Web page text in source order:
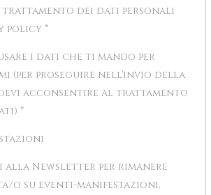
dei dati personali
policy *
i dati che ti mando per
(per proseguire nell'invio della
acconsentire al trattamento
*
Newsletter per rimanere
o su eventi-manifestazioni,